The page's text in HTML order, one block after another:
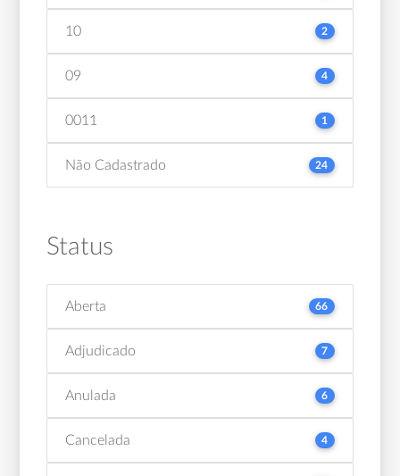
10 2
09 4
0011 1
Não Cadastrado 24
Status
Aberta 66
Adjudicado 7
Anulada 6
Cancelada 4